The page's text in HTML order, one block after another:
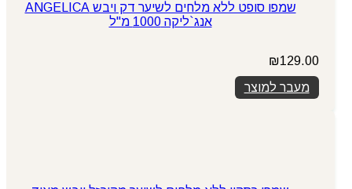
שמפו סופט ללא מלחים לשיער דק ויבש ANGELICA
אנג`ליקה 1000 מ"ל
₪129.00
מעבר למוצר